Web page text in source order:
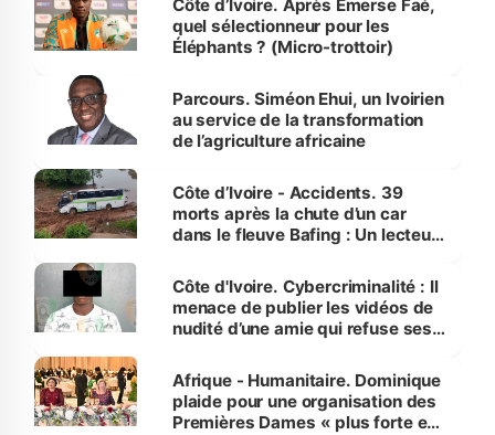
Côte d’Ivoire. Après Emerse Faé,
quel sélectionneur pour les
Éléphants ? (Micro-trottoir)
Parcours. Siméon Ehui, un Ivoirien
au service de la transformation
de l’agriculture africaine
Côte d’Ivoire - Accidents. 39
morts après la chute d’un car
dans le fleuve Bafing : Un lecteur
des Transports
Côte d'Ivoire. Cybercriminalité : Il
menace de publier les vidéos de
nudité d’une amie qui refuse ses
Afrique - Humanitaire. Dominique
plaide pour une organisation des
Premières Dames « plus forte et